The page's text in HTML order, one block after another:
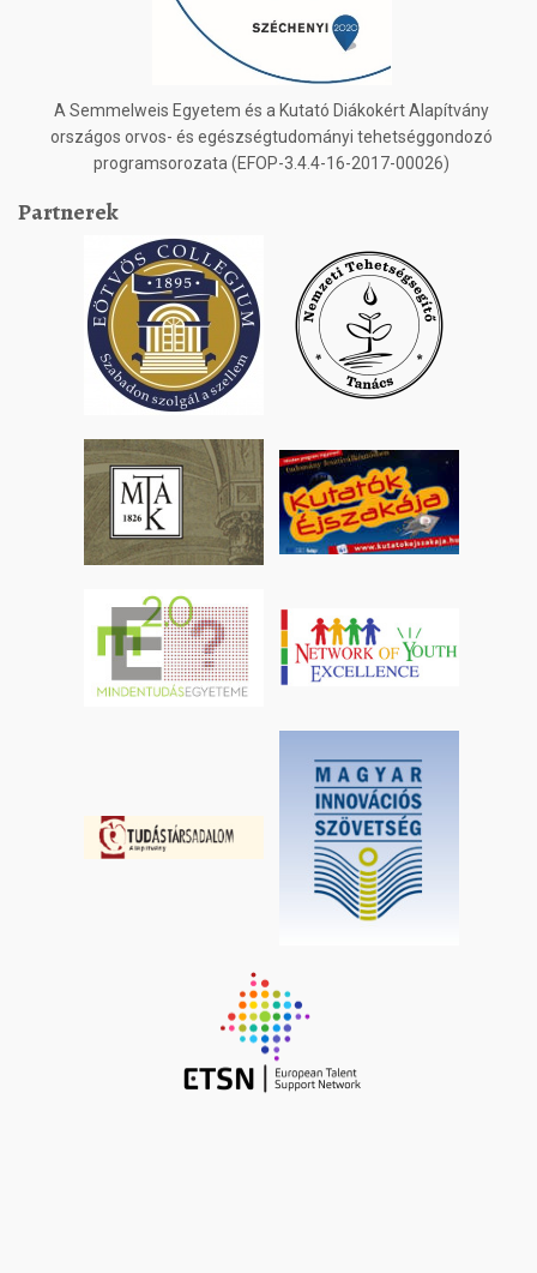
A Semmelweis Egyetem és a Kutató Diákokért Alapítvány
országos orvos- és egészségtudományi tehetséggondozó
programsorozata (EFOP-3.4.4-16-2017-00026)
Partnerek